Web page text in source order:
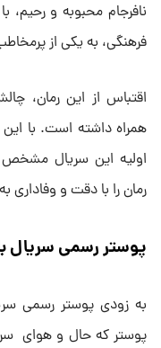
نافرجام محبوبه و
فرهنگی، به یکی از
اقتباس از این رمان،
همراه داشته است. با
اولیه این سریال
رمان را با دقت و وفاداری
پوستر رسمی سریال
به زودی پوستر رسمی
پوستر که حال و هوای